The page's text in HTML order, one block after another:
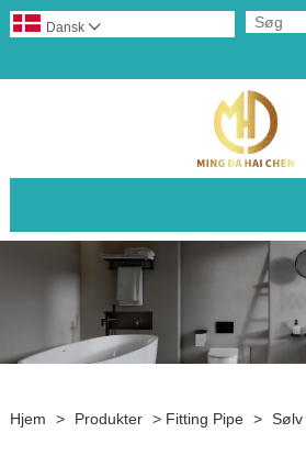
Dansk 
Hjem > Produkter > Fitting Pipe > Sølv